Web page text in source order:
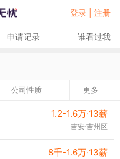
登录 | 注册
申请记录 谁看过我
公司性质 更多
1.2-1.6万·13薪
吉安·吉州区
8千-1.6万·13薪